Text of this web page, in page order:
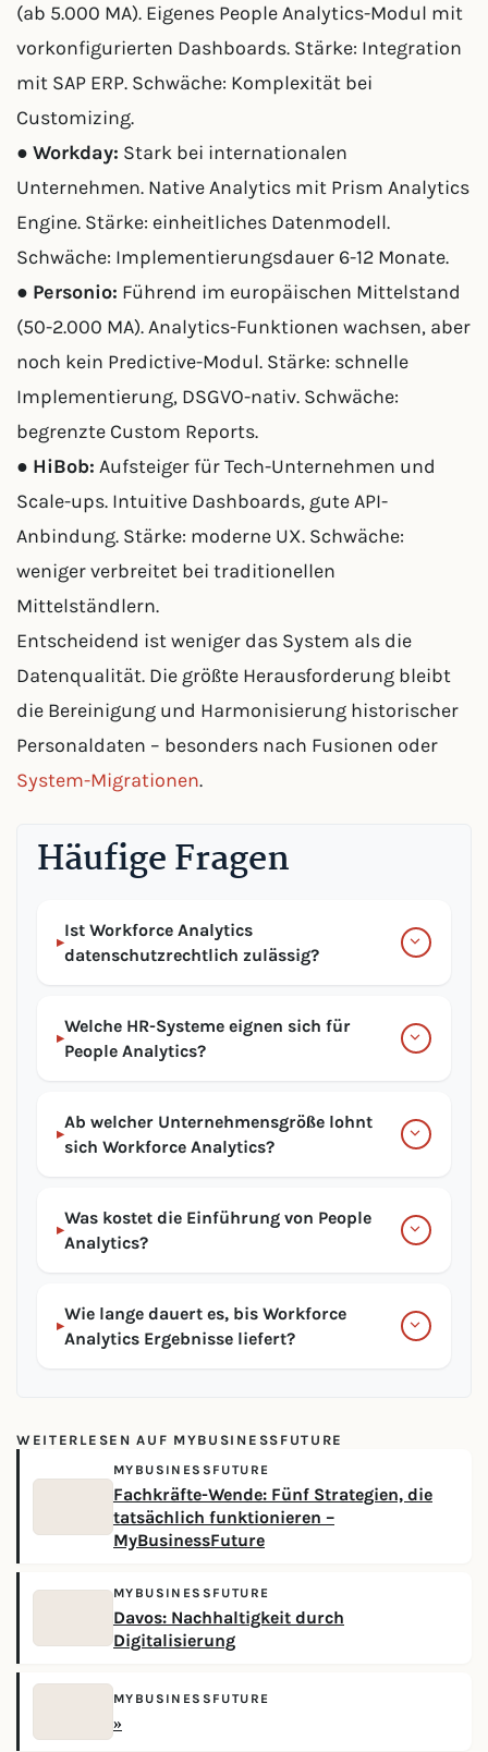
(ab 5.000 MA). Eigenes People Analytics-Modul mit
vorkonfigurierten Dashboards. Stärke: Integration
mit SAP ERP. Schwäche: Komplexität bei
Customizing.
● Workday: Stark bei internationalen
Unternehmen. Native Analytics mit Prism Analytics
Engine. Stärke: einheitliches Datenmodell.
Schwäche: Implementierungsdauer 6-12 Monate.
● Personio: Führend im europäischen Mittelstand
(50-2.000 MA). Analytics-Funktionen wachsen, aber
noch kein Predictive-Modul. Stärke: schnelle
Implementierung, DSGVO-nativ. Schwäche:
begrenzte Custom Reports.
● HiBob: Aufsteiger für Tech-Unternehmen und
Scale-ups. Intuitive Dashboards, gute API-
Anbindung. Stärke: moderne UX. Schwäche:
weniger verbreitet bei traditionellen
Mittelständlern.
Entscheidend ist weniger das System als die
Datenqualität. Die größte Herausforderung bleibt
die Bereinigung und Harmonisierung historischer
Personaldaten – besonders nach Fusionen oder
System-Migrationen.
Häufige Fragen
▸
Ist Workforce Analytics
datenschutzrechtlich zulässig?
▸
Welche HR-Systeme eignen sich für
People Analytics?
▸
Ab welcher Unternehmensgröße lohnt
sich Workforce Analytics?
▸
Was kostet die Einführung von People
Analytics?
▸
Wie lange dauert es, bis Workforce
Analytics Ergebnisse liefert?
WEITERLESEN AUF MYBUSINESSFUTURE
MYBUSINESSFUTURE
Fachkräfte-Wende: Fünf Strategien, die
tatsächlich funktionieren –
MyBusinessFuture
MYBUSINESSFUTURE
Davos: Nachhaltigkeit durch
Digitalisierung
MYBUSINESSFUTURE
»